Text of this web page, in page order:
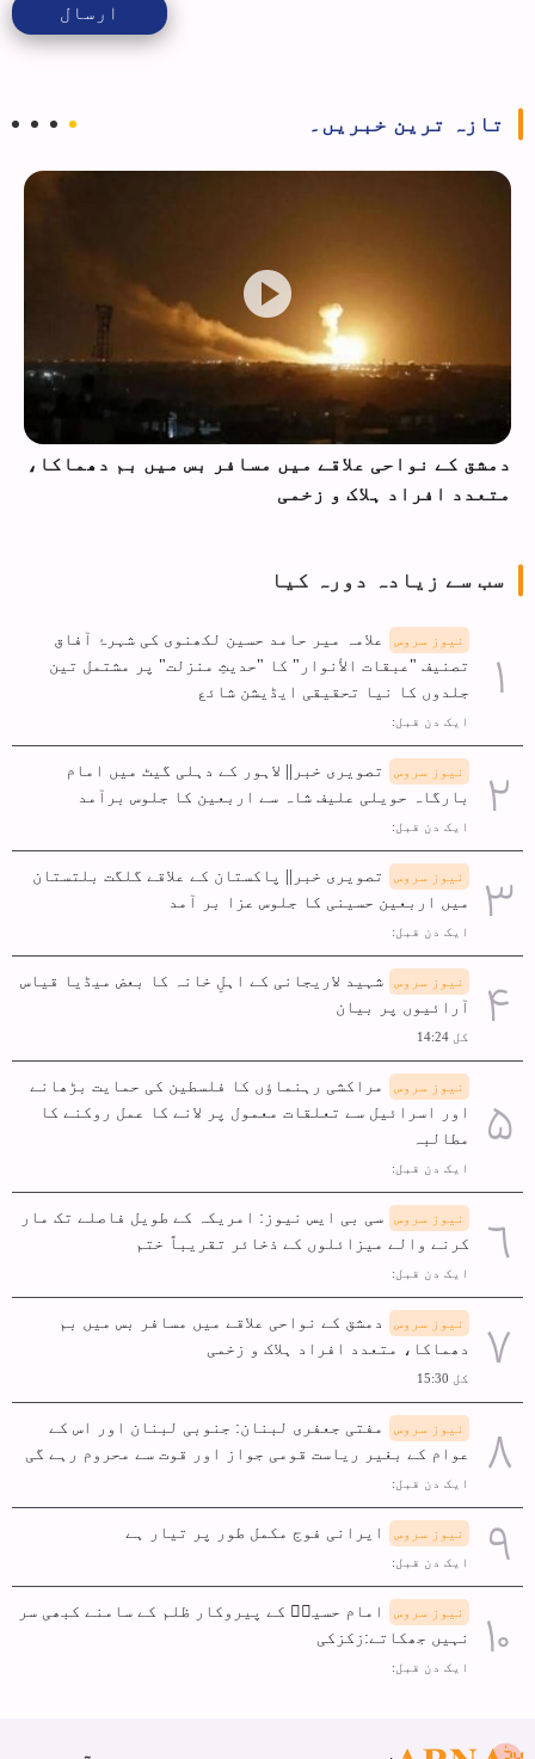
ارسال
تازہ ترین خبریں۔
دمشق کے نواحی علاقے میں مسافر بس میں بم دھماکا،
متعدد افراد ہلاک و زخمی
سب سے زیادہ دورہ کیا
نیوز سروس
علامہ میر حامد حسین لکھنوی کی شہرۂ آفاق
تصنیف "عبقات الأنوار" کا "حدیثِ منزلت" پر مشتمل تین
جلدوں کا نیا تحقیقی ایڈیشن شائع
ایک دن قبل:
نیوز سروس
تصویری خبر|| لاہور کے دہلی گیٹ میں امام
بارگاہ حویلی علیف شاہ سے اربعین کا جلوس برآمد
ایک دن قبل:
نیوز سروس
تصویری خبر|| پاکستان کے علاقے گلگت بلتستان
میں اربعین حسینی کا جلوس عزا بر آمد
ایک دن قبل:
نیوز سروس
شہید لاریجانی کے اہلِ خانہ کا بعض میڈیا قیاس
آرائیوں پر بیان
کل 14:24
نیوز سروس
مراکشی رہنماؤں کا فلسطین کی حمایت بڑھانے
اور اسرائیل سے تعلقات معمول پر لانے کا عمل روکنے کا
مطالبہ
ایک دن قبل:
نیوز سروس
سی بی ایس نیوز: امریکہ کے طویل فاصلے تک مار
کرنے والے میزائلوں کے ذخائر تقریباً ختم
ایک دن قبل:
نیوز سروس
دمشق کے نواحی علاقے میں مسافر بس میں بم
دھماکا، متعدد افراد ہلاک و زخمی
کل 15:30
نیوز سروس
مفتی جعفری لبنان: جنوبی لبنان اور اس کے
عوام کے بغیر ریاست قومی جواز اور قوت سے محروم رہے گی
ایک دن قبل:
نیوز سروس ایرانی فوج مکمل طور پر تیار ہے
ایک دن قبل:
نیوز سروس
امام حسینؑ کے پیروکار ظلم کے سامنے کبھی سر
نہیں جھکاتے:زکزکی
ایک دن قبل: